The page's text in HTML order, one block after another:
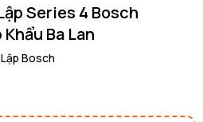
Series 4 Bosch
Ba Lan
Bosch